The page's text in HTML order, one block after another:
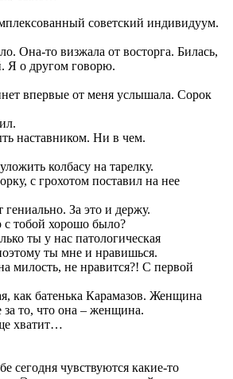
советский индивидуум.
Она-то визжала от восторга. Билась,
Я о другом говорю.
впервые от меня услышала. Сорок
наставником. Ни в чем.
колбасу на тарелку.
с грохотом поставил на нее
За это и держу.
с тобой хорошо было?
ты у нас патологическая
ты мне и нравишься.
милость, не нравится?! С первой
как батенька Карамазов. Женщина
за то, что она – женщина.
хватит…
сегодня чувствуются какие-то